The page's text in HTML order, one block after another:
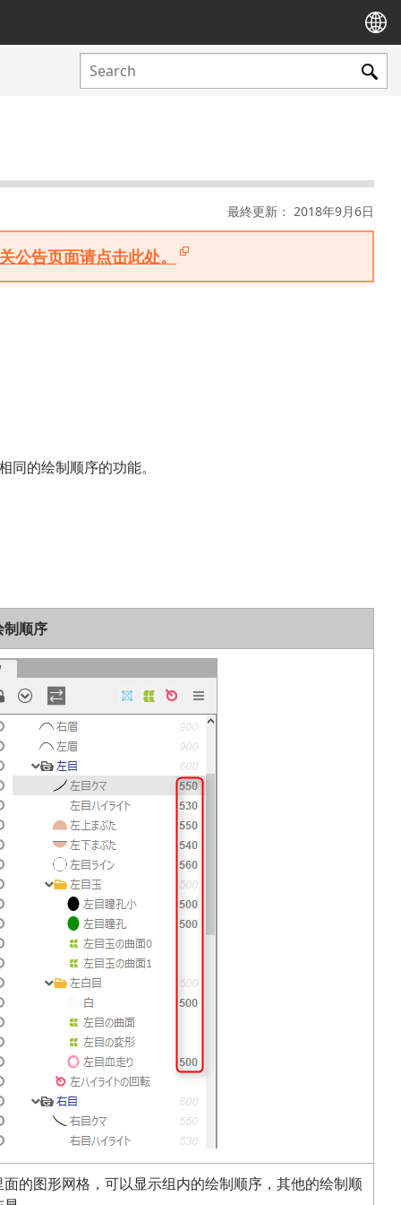
最終更新： 2018年9月6日
公告页面请点击此处。
的绘制顺序的功能。
制顺序
面的图形网格，可以显示组内的绘制顺序，其他的绘制顺